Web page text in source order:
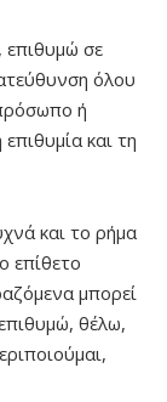
επιθυμώ σε
όλου
ή
και τη
και το ρήμα
επίθετο
μπορεί
θέλω,